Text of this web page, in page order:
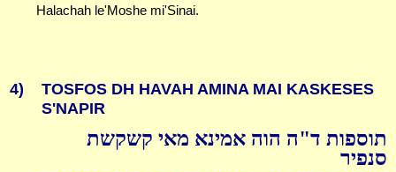
Halachah le'Moshe mi'Sinai.
4)
TOSFOS DH HAVAH AMINA MAI KASKESES
S'NAPIR
תוספות ד"ה הוה אמינא מאי קשקשת
סנפיר